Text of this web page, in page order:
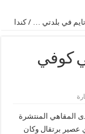
في بلدتي … / كندا
كوفي
المقاهي المنتشرة
عصير برتقال وكان